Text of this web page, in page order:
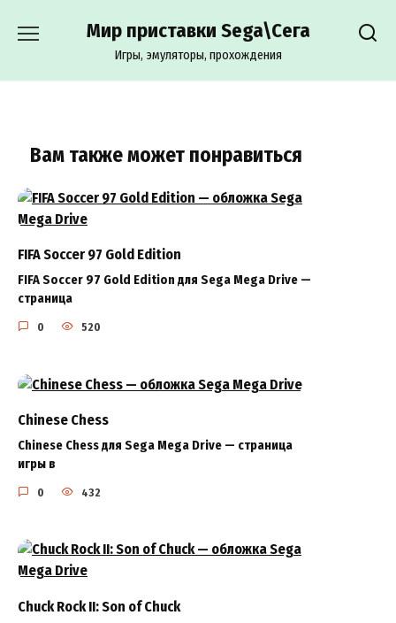
Мир приставки Sega\Сега
Игры, эмуляторы, прохождения
Вам также может понравиться
FIFA Soccer 97 Gold Edition
FIFA Soccer 97 Gold Edition для Sega Mega Drive —
страница
0 520
Chinese Chess
Chinese Chess для Sega Mega Drive — страница
игры в
0 432
Chuck Rock II: Son of Chuck